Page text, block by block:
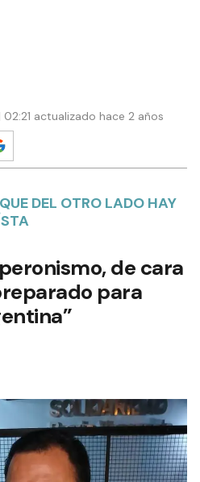
actualizado hace 2 años
DEL OTRO LADO HAY
de cara
para